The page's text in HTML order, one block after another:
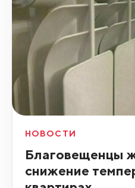
НОВОСТИ
Благовещенцы
снижение